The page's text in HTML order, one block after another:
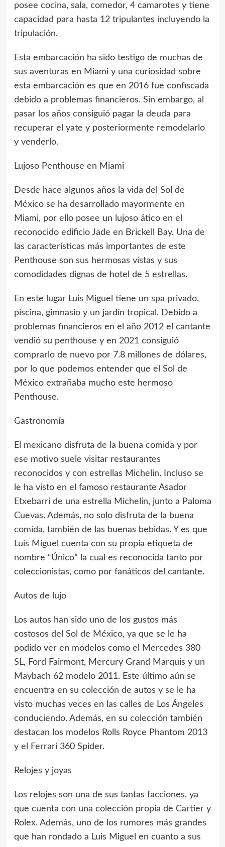
posee cocina, sala, comedor, 4 camarotes y tiene
capacidad para hasta 12 tripulantes incluyendo la
tripulación.
Esta embarcación ha sido testigo de muchas de
sus aventuras en Miami y una curiosidad sobre
esta embarcación es que en 2016 fue confiscada
debido a problemas financieros. Sin embargo, al
pasar los años consiguió pagar la deuda para
recuperar el yate y posteriormente remodelarlo
y venderlo.
Lujoso Penthouse en Miami
Desde hace algunos años la vida del Sol de
México se ha desarrollado mayormente en
Miami, por ello posee un lujoso ático en el
reconocido edificio Jade en Brickell Bay. Una de
las características más importantes de este
Penthouse son sus hermosas vistas y sus
comodidades dignas de hotel de 5 estrellas.
En este lugar Luis Miguel tiene un spa privado,
piscina, gimnasio y un jardín tropical. Debido a
problemas financieros en el año 2012 el cantante
vendió su penthouse y en 2021 consiguió
comprarlo de nuevo por 7.8 millones de dólares,
por lo que podemos entender que el Sol de
México extrañaba mucho este hermoso
Penthouse.
Gastronomía
El mexicano disfruta de la buena comida y por
ese motivo suele visitar restaurantes
reconocidos y con estrellas Michelin. Incluso se
le ha visto en el famoso restaurante Asador
Etxebarri de una estrella Michelin, junto a Paloma
Cuevas. Además, no solo disfruta de la buena
comida, también de las buenas bebidas. Y es que
Luis Miguel cuenta con su propia etiqueta de
nombre “Único” la cual es reconocida tanto por
coleccionistas, como por fanáticos del cantante.
Autos de lujo
Los autos han sido uno de los gustos más
costosos del Sol de México, ya que se le ha
podido ver en modelos como el Mercedes 380
SL, Ford Fairmont, Mercury Grand Marquis y un
Maybach 62 modelo 2011. Este último aún se
encuentra en su colección de autos y se le ha
visto muchas veces en las calles de Los Ángeles
conduciendo. Además, en su colección también
destacan los modelos Rolls Royce Phantom 2013
y el Ferrari 360 Spider.
Relojes y joyas
Los relojes son una de sus tantas facciones, ya
que cuenta con una colección propia de Cartier y
Rolex. Además, uno de los rumores más grandes
que han rondado a Luis Miguel en cuanto a sus